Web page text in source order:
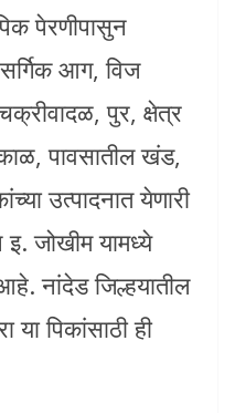
पेरणीपासुन
आग, विज
पुर, क्षेत्र
पावसातील खंड,
उत्पादनात येणारी
जोखीम यामध्ये
नांदेड जिल्हयातील
या पिकांसाठी ही